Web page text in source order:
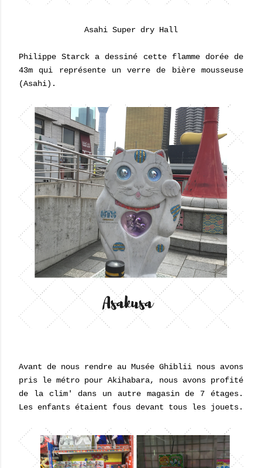
Asahi Super dry Hall
Philippe Starck a dessiné cette flamme dorée de
43m qui représente un verre de bière mousseuse
(Asahi).
Avant de nous rendre au Musée Ghiblii nous avons
pris le métro pour Akihabara, nous avons profité
de la clim' dans un autre magasin de 7 étages.
Les enfants étaient fous devant tous les jouets.